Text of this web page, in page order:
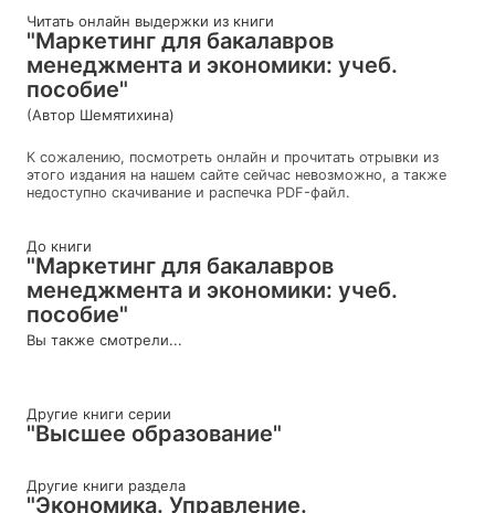
Читать онлайн выдержки из книги
"Маркетинг для бакалавров
менеджмента и экономики: учеб.
пособие"
(Автор Шемятихина)
К сожалению, посмотреть онлайн и прочитать отрывки из
этого издания на нашем сайте сейчас невозможно, а также
недоступно скачивание и распечка PDF-файл.
До книги
"Маркетинг для бакалавров
менеджмента и экономики: учеб.
пособие"
Вы также смотрели...
Другие книги серии
"Высшее образование"
Другие книги раздела
"Экономика. Управление.